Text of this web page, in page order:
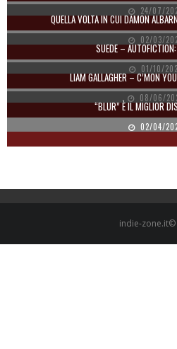
24/07/
QUELLA VOLTA IN CUI DAMON
02/03/
SUEDE –
01/10/
LIAM GALLAGHER – C’MON
08/06/
“BLUR” È IL MIGLIOR
02/04/
indie-zone.it©